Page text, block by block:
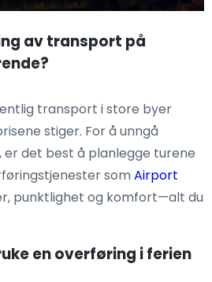
av transport på
transport i store byer
stiger. For å unngå
er det best å planlegge turene
somAirport
punktlighet og komfort—alt du
en overføring i ferien